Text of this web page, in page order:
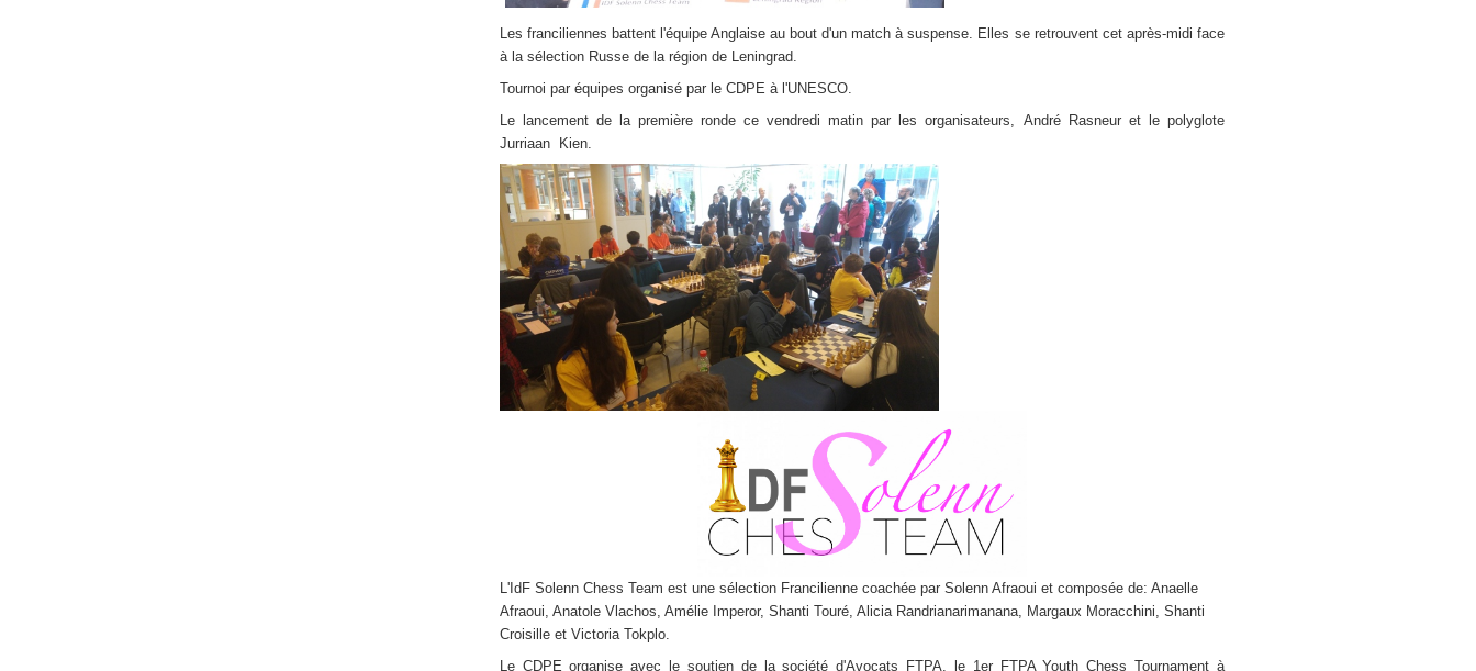
Les franciliennes battent l'équipe Anglaise au bout d'un match à suspense. Elles se retrouvent cet après-midi face
à la sélection Russe de la région de Leningrad.
Tournoi par équipes organisé par le CDPE à l'UNESCO.
Le lancement de la première ronde ce vendredi matin par les organisateurs, André Rasneur et le polyglote
Jurriaan Kien.
L'IdF Solenn Chess Team est une sélection Francilienne coachée par Solenn Afraoui et composée de: Anaelle
Afraoui, Anatole Vlachos, Amélie Imperor, Shanti Touré, Alicia Randrianarimanana, Margaux Moracchini, Shanti
Croisille et Victoria Tokplo.
Le CDPE organise avec le soutien de la société d'Avocats FTPA, le 1er FTPA Youth Chess Tournament à